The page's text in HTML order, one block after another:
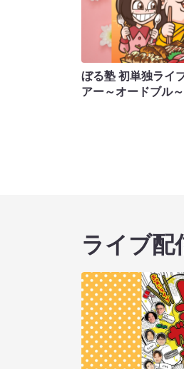
ぼる塾 初単独ライ
アー～オードブル
ライブ配